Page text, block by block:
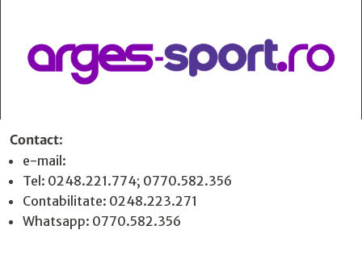
Contact:
e-mail:
Tel: 0248.221.774; 0770.582.356
Contabilitate: 0248.223.271
Whatsapp: 0770.582.356